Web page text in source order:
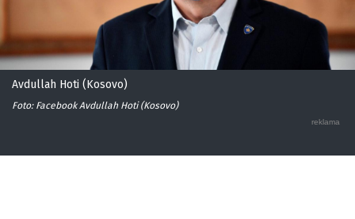
Avdullah Hoti (Kosovo)
Foto: Facebook Avdullah Hoti (Kosovo)